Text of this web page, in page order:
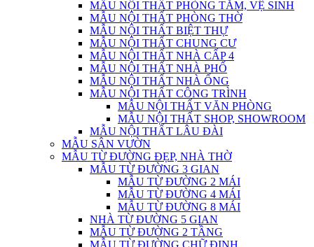
MẪU NỘI THẤT PHÒNG TẮM, VỆ SINH
MẪU NỘI THẤT PHÒNG THỜ
MẪU NỘI THẤT BIỆT THỰ
MẪU NỘI THẤT CHUNG CƯ
MẪU NỘI THẤT NHÀ CẤP 4
MẪU NỘI THẤT NHÀ PHỐ
MẪU NỘI THẤT NHÀ ỐNG
MẪU NỘI THẤT CÔNG TRÌNH
MẪU NỘI THẤT VĂN PHÒNG
MẪU NỘI THẤT SHOP, SHOWROOM
MẪU NỘI THẤT LÂU ĐÀI
MẪU SÂN VƯỜN
MẪU TỪ ĐƯỜNG ĐẸP, NHÀ THỜ
MẪU TỪ ĐƯỜNG 3 GIAN
MẪU TỪ ĐƯỜNG 2 MÁI
MẪU TỪ ĐƯỜNG 4 MÁI
MẪU TỪ ĐƯỜNG 8 MÁI
NHÀ TỪ ĐƯỜNG 5 GIAN
MẪU TỪ ĐƯỜNG 2 TẦNG
MẪU TỪ ĐƯỜNG CHỮ ĐINH